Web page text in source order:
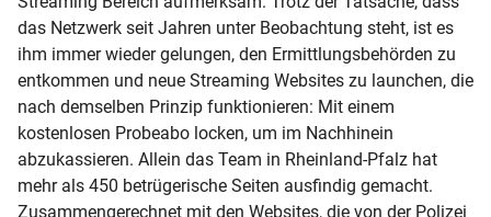
das Netzwerk seit Jahren unter Beobachtung steht, ist es
ihm immer wieder gelungen, den Ermittlungsbehörden zu
entkommen und neue Streaming Websites zu launchen, die
nach demselben Prinzip funktionieren: Mit einem
kostenlosen Probeabo locken, um im Nachhinein
abzukassieren. Allein das Team in Rheinland-Pfalz hat
mehr als 450 betrügerische Seiten ausfindig gemacht.
Zusammengerechnet mit den Websites, die von der Polizei